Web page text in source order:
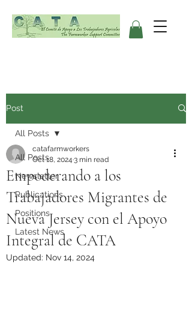
Post
All Posts
Newsletter
Publications
Positions
Latest News
All Posts
Empoderando a los
Trabajadores Migrantes de
Nueva Jersey con el Apoyo
Integral de CATA
catafarmworkers
Oct 18, 2024 3 min read
Updated: Nov 14, 2024